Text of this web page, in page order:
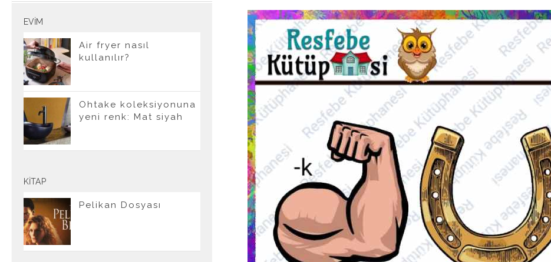
EVIM
Air fryer nasıl
kullanılır?
Ohtake koleksiyonuna
yeni renk: Mat siyah
KITAP
Pelikan Dosyası